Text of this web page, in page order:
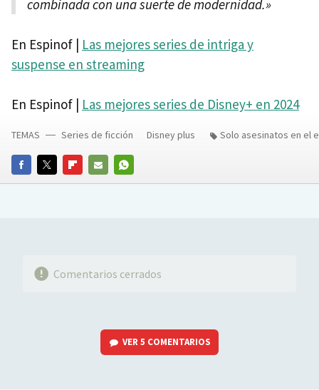
combinada con una suerte de modernidad.»
En Espinof | Las mejores series de intriga y
suspense en streaming
En Espinof | Las mejores series de Disney+ en 2024
FACEBOOKTWITTERFLIPBOARD
E-
WHATSAPP
TEMAS Series de ficción Disney plus Solo asesinatos en el
Comentarios cerrados
VER5 COMENTARIOS